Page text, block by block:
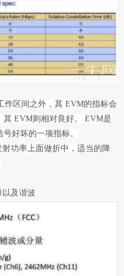
作区间之外，其 EVM的指标会
EVM则相对良好。 EVM是
好坏的一项指标。
功率上面做折中，适当的降
以及谐波